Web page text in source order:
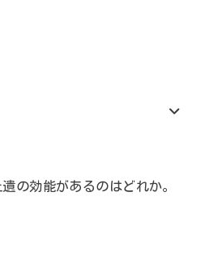
の効能があるのはどれか。